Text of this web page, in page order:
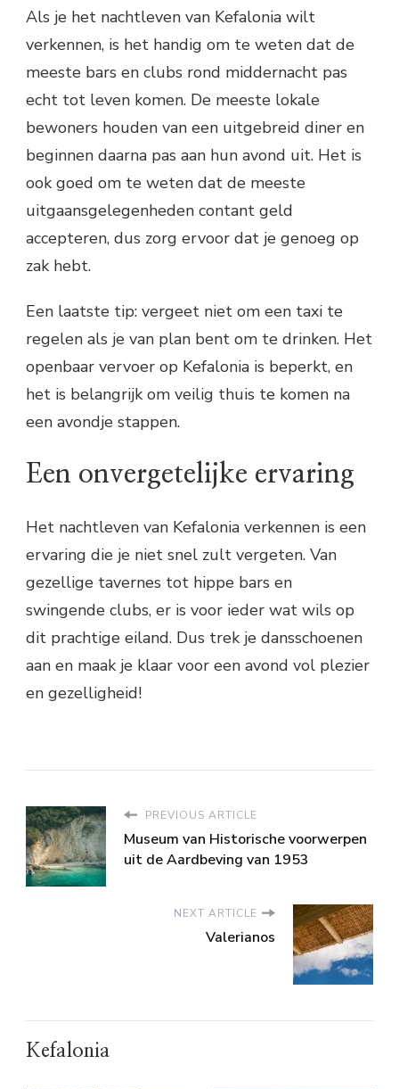
Als je het nachtleven van Kefalonia wilt
verkennen, is het handig om te weten dat de
meeste bars en clubs rond middernacht pas
echt tot leven komen. De meeste lokale
bewoners houden van een uitgebreid diner en
beginnen daarna pas aan hun avond uit. Het is
ook goed om te weten dat de meeste
uitgaansgelegenheden contant geld
accepteren, dus zorg ervoor dat je genoeg op
zak hebt.
Een laatste tip: vergeet niet om een taxi te
regelen als je van plan bent om te drinken. Het
openbaar vervoer op Kefalonia is beperkt, en
het is belangrijk om veilig thuis te komen na
een avondje stappen.
Een onvergetelijke ervaring
Het nachtleven van Kefalonia verkennen is een
ervaring die je niet snel zult vergeten. Van
gezellige tavernes tot hippe bars en
swingende clubs, er is voor ieder wat wils op
dit prachtige eiland. Dus trek je dansschoenen
aan en maak je klaar voor een avond vol plezier
en gezelligheid!
PREVIOUS ARTICLE
Museum van Historische voorwerpen
uit de Aardbeving van 1953
NEXT ARTICLE
Valerianos
Kefalonia